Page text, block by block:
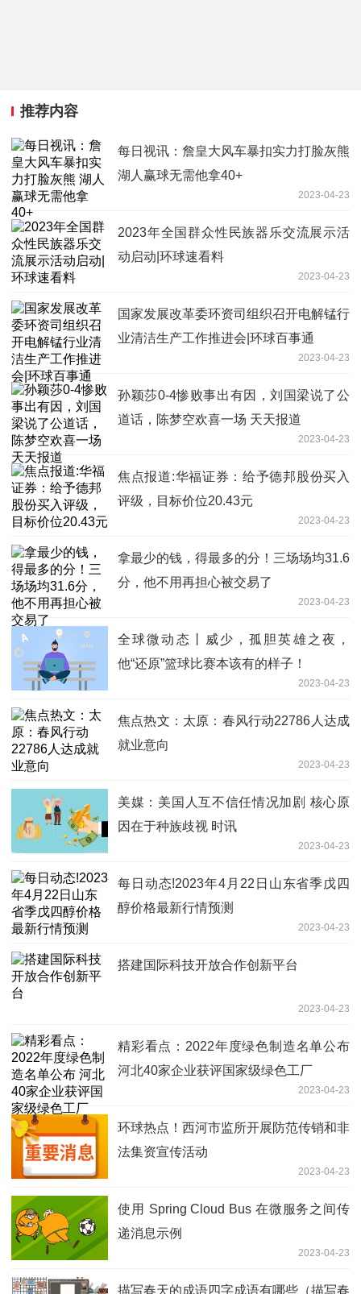
推荐内容
每日视讯：詹皇大风车暴扣实力打脸灰熊
湖人赢球无需他拿40+
2023-04-23
2023年全国群众性民族器乐交流展示活
动启动|环球速看料
2023-04-23
国家发展改革委环资司组织召开电解锰行
业清洁生产工作推进会|环球百事通
2023-04-23
孙颖莎0-4惨败事出有因，刘国梁说了公
道话，陈梦空欢喜一场 天天报道
2023-04-23
焦点报道:华福证券：给予德邦股份买入
评级，目标价位20.43元
2023-04-23
拿最少的钱，得最多的分！三场场均31.6
分，他不用再担心被交易了
2023-04-23
全球微动态丨威少，孤胆英雄之夜，
他“还原”篮球比赛本该有的样子！
2023-04-23
焦点热文：太原：春风行动22786人达成
就业意向
2023-04-23
美媒：美国人互不信任情况加剧 核心原
因在于种族歧视 时讯
2023-04-23
每日动态!2023年4月22日山东省季戊四
醇价格最新行情预测
2023-04-23
搭建国际科技开放合作创新平台
2023-04-23
精彩看点：2022年度绿色制造名单公布
河北40家企业获评国家级绿色工厂
2023-04-23
环球热点！西河市监所开展防范传销和非
法集资宣传活动
2023-04-23
使用 Spring Cloud Bus 在微服务之间传
递消息示例
2023-04-23
描写春天的成语四字成语有哪些（描写春